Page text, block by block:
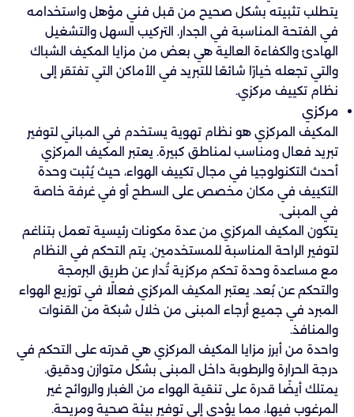
يتطلب تثبيته بشكل صحيح من قبل فني مؤهل واستخدامه
في الفتحة المناسبة في الجدار. التركيب السهل والتشغيل
الهادئ والكفاءة العالية هي بعض من مزايا المكيف الشباك
والتي تجعله خيارًا شائعًا للتبريد في الأماكن التي تفتقر إلى
نظام تكييف مركزي.
مركزي
المكيف المركزي هو نظام تهوية يستخدم في المباني لتوفير
تبريد فعال ومناسب لمناطق كبيرة. يعتبر المكيف المركزي
أحدث التكنولوجيا في مجال تكييف الهواء، حيث يُثبت وحدة
التكييف في مكان مخصص على السطح أو في غرفة خاصة
في المبنى.
يتكون المكيف المركزي من عدة مكونات رئيسية تعمل بتناغم
لتوفير الراحة المناسبة للمستخدمين. يتم التحكم في النظام
مع مساعدة وحدة تحكم مركزية تُدار عن طريق البرمجة
والتحكم عن بُعد. يعتبر المكيف المركزي فعالًا في توزيع الهواء
المبرد في جميع أرجاء المبنى من خلال شبكة من القنوات
والمنافذ.
واحدة من أبرز مزايا المكيف المركزي هي قدرته على التحكم في
درجة الحرارة والرطوبة داخل المبنى بشكل متوازن ودقيق.
يمتلك أيضًا قدرة على تنقية الهواء من الغبار والروائح غير
المرغوب فيها، مما يؤدي إلى توفير بيئة صحية ومريحة.